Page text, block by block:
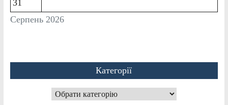
Серпень 2026
31
Категорії
Категорії